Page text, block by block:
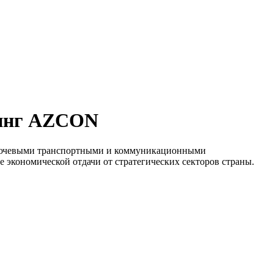
AZCON
транспортными и коммуникационными
отдачи от стратегических секторов страны.